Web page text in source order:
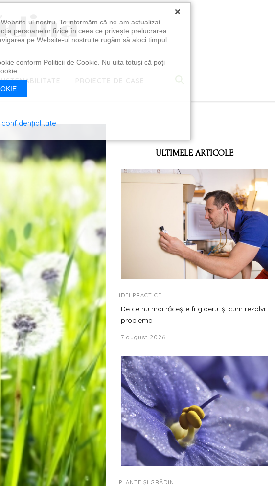
PROIECTE DE CASE
ULTIMELE ARTICOLE
IDEI PRACTICE
De ce nu mai răcește frigiderul și cum rezolvi
problema
7 august 2026
PLANTE ȘI GRĂDINI
×
ul nostru. Te informăm că ne-am actualizat
persoanelor fizice în ceea ce privește prelucrarea
pe Website-ul nostru te rugăm să aloci timpul
conform Politicii de Cookie. Nu uita totuși că poți
confidențialitate